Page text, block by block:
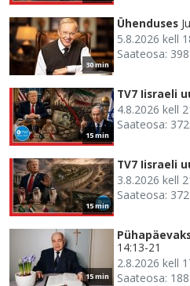
30 min
Ühenduses
5.8.2026 kell
Saateosa: 398
15 min
TV7 Iisraeli
4.8.2026 kell
Saateosa:
15 min
TV7 Iisraeli
3.8.2026 kell
Saateosa:
15 min
14:13-21
2.8.2026 kell
Saateosa: 188